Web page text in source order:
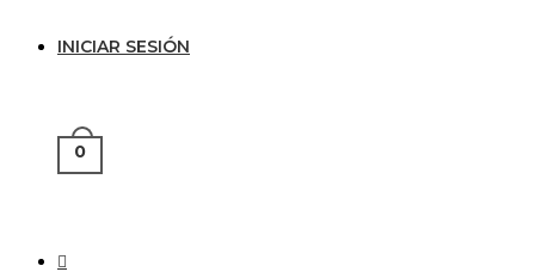
INICIAR SESIÓN
0
ALTERNAR